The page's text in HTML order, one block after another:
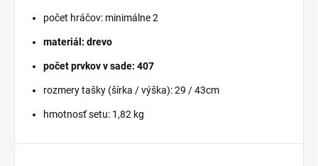
počet hráčov: minimálne 2
materiál: drevo
počet prvkov v sade: 407
rozmery tašky (šírka / výška): 29 / 43cm
hmotnosť setu: 1,82 kg